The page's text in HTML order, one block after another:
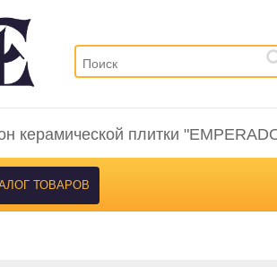
керамической плитки
ТОВАРОВ